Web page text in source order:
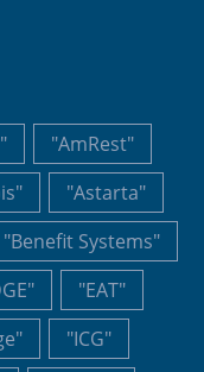
"AmRest"
"Astarta"
"Benefit Systems"
"EAT"
"ICG"